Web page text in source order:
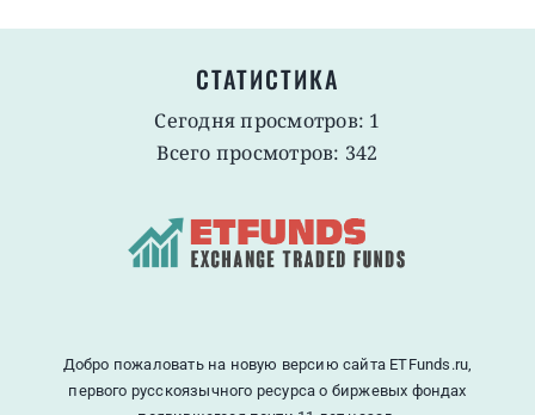
СТАТИСТИКА
Сегодня просмотров: 1
Всего просмотров: 342
Добро пожаловать на новую версию сайта ETFunds.ru,
первого русскоязычного ресурса о биржевых фондах